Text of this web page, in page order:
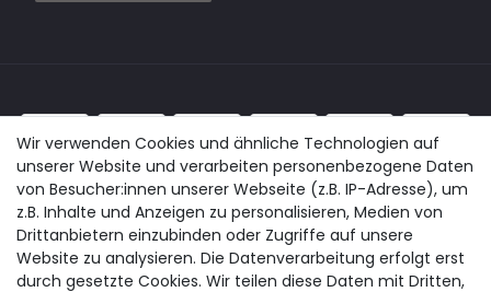
Wir verwenden Cookies und ähnliche Technologien auf
unserer Website und verarbeiten personenbezogene Daten
von Besucher:innen unserer Webseite (z.B. IP-Adresse), um
z.B. Inhalte und Anzeigen zu personalisieren, Medien von
Drittanbietern einzubinden oder Zugriffe auf unsere
Website zu analysieren. Die Datenverarbeitung erfolgt erst
durch gesetzte Cookies. Wir teilen diese Daten mit Dritten,